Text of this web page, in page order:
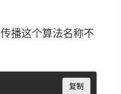
播这个算法名称不
复制
Copy